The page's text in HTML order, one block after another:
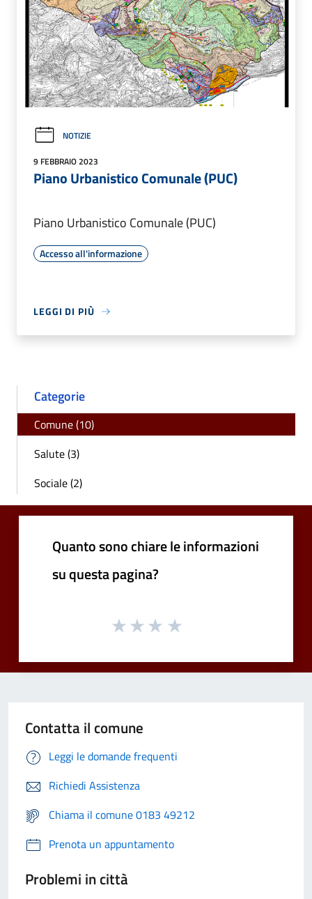
NOTIZIE
9 FEBBRAIO 2023
Piano Urbanistico Comunale (PUC)
Piano Urbanistico Comunale (PUC)
Accesso all'informazione
LEGGI DI PIÙ
Categorie
Comune (10)
Salute (3)
Sociale (2)
Quanto sono chiare le informazioni
su questa pagina?
Contatta il comune
Leggi le domande frequenti
Richiedi Assistenza
Chiama il comune 0183 49212
Prenota un appuntamento
Problemi in città